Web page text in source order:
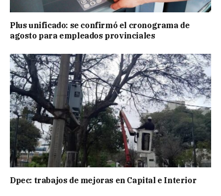
Plus unificado: se confirmó el cronograma de
agosto para empleados provinciales
Dpec: trabajos de mejoras en Capital e Interior